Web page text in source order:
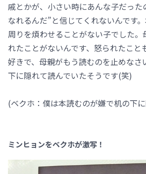
戚とかが、小さい時にあんな子だった
なれるんだ”と信じてくれないんです。
周りを煩わせることがない子でした
れたことがないんです、怒られたこと
好きで、母親がもう読むのを止めなさ
下に隠れて読んでいたそうです(笑)
(ベクホ：僕は本読むのが嫌で机の下
ミンヒョンをベクホが激写！